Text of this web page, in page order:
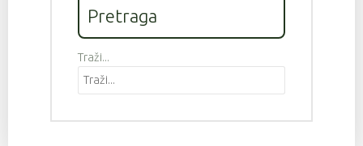
Pretraga
Traži...